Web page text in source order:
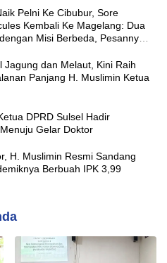
Pelni Ke Cibubur, Sore
Kembali Ke Magelang: Dua
Misi Berbeda, Pesannya
Jagung dan Melaut, Kini Raih
Panjang H. Muslimin Ketua
DPRD Sulsel Hadir
Gelar Doktor
H. Muslimin Resmi Sandang
Berbuah IPK 3,99